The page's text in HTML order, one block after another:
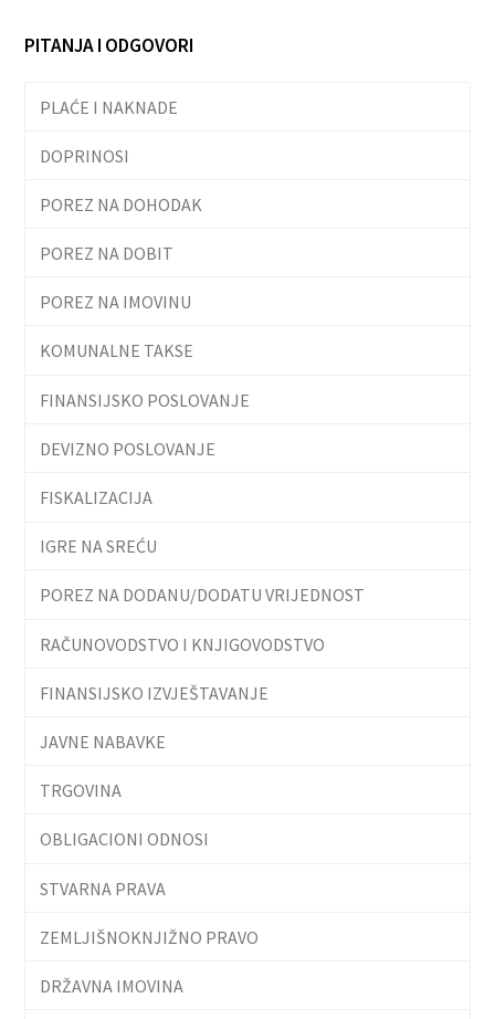
PITANJA I ODGOVORI
PLAĆE I NAKNADE
DOPRINOSI
POREZ NA DOHODAK
POREZ NA DOBIT
POREZ NA IMOVINU
KOMUNALNE TAKSE
FINANSIJSKO POSLOVANJE
DEVIZNO POSLOVANJE
FISKALIZACIJA
IGRE NA SREĆU
POREZ NA DODANU/DODATU VRIJEDNOST
RAČUNOVODSTVO I KNJIGOVODSTVO
FINANSIJSKO IZVJEŠTAVANJE
JAVNE NABAVKE
TRGOVINA
OBLIGACIONI ODNOSI
STVARNA PRAVA
ZEMLJIŠNOKNJIŽNO PRAVO
DRŽAVNA IMOVINA